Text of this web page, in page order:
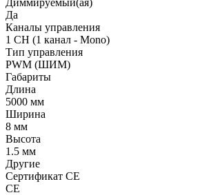
Да
Каналы управления
1 CH (1 канал - Mono)
Тип управления
PWM (ШИМ)
Габариты
Длина
5000 мм
Ширина
8 мм
Высота
1.5 мм
Другие
Сертификат CE
CE